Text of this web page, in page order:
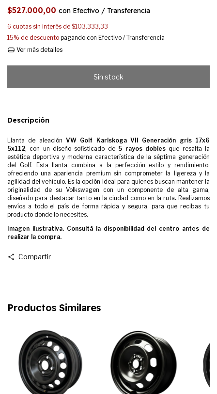
$527.000,00 con Efectivo / Transferencia
6 cuotas sin interés de $103.333,33
15% de descuento pagando con Efectivo / Transferencia
Ver más detalles
Descripción
Llanta de aleación VW Golf Karlskoga VII Generación gris 17x6
5x112, con un diseño sofisticado de5 rayos doblesque resalta la
estética deportiva y moderna característica de la séptima generación
del Golf. Esta llanta combina a la perfección estilo y rendimiento,
ofreciendo una apariencia premium sin comprometer la ligereza y la
agilidad del vehículo. Es la opción ideal para quienes buscan mantener la
originalidad de su Volkswagen con un componente de alta gama,
diseñado para destacar tanto en la ciudad como en la ruta. Realizamos
envíos a todo el país de forma rápida y segura, para que recibas tu
producto donde lo necesites.
Imagen ilustrativa. Consultá la disponibilidad del centro antes de
realizar la compra.
Compartir
Productos Similares